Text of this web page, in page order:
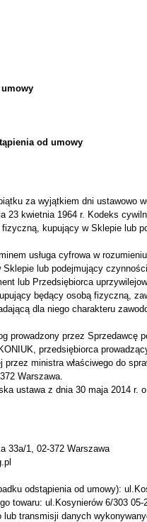
od umowy
za wyjątkiem dni ustawowo
23 kwietnia 1964 r. Kodeks
kupujący w Sklepie lub
usługa cyfrowa w
lub podejmujący
lub Przedsiębiorca
będący osobą fizyczną,
dla niego charakteru
prowadzony przez Sprzedawcę
przedsiębiorca
przez ministra właściwego do
Warszawa.
ustawa z dnia 30 maja 2014 r.
33a/1, 02-372 Warszawa
odstąpienia od umowy):
towaru: ul.Kosynierów 6/303 05-
lub transmisji danych